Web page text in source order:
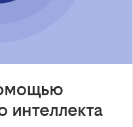
интеллекта